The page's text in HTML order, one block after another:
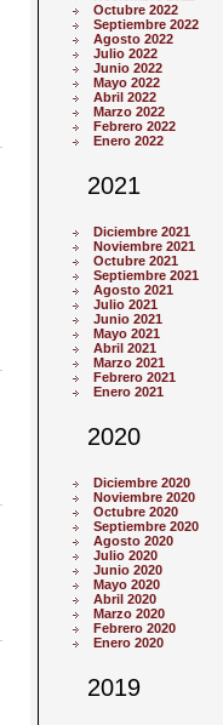
Octubre 2022
Septiembre 2022
Agosto 2022
Julio 2022
Junio 2022
Mayo 2022
Abril 2022
Marzo 2022
Febrero 2022
Enero 2022
2021
Diciembre 2021
Noviembre 2021
Octubre 2021
Septiembre 2021
Agosto 2021
Julio 2021
Junio 2021
Mayo 2021
Abril 2021
Marzo 2021
Febrero 2021
Enero 2021
2020
Diciembre 2020
Noviembre 2020
Octubre 2020
Septiembre 2020
Agosto 2020
Julio 2020
Junio 2020
Mayo 2020
Abril 2020
Marzo 2020
Febrero 2020
Enero 2020
2019